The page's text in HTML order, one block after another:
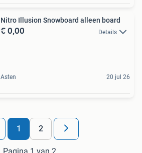
Nitro Illusion Snowboard alleen board
€ 0,00 Details
Asten 20 jul 26
1 2